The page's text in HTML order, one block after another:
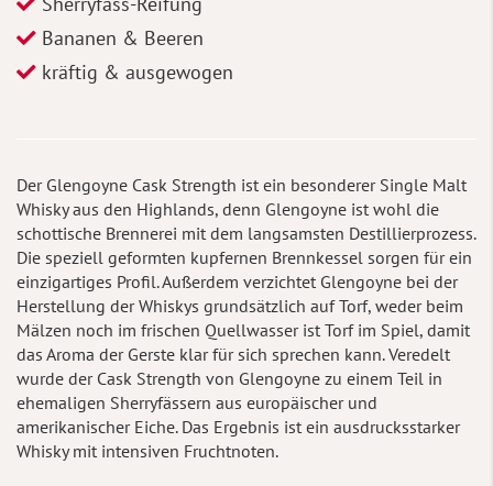
Bananen & Beeren
kräftig & ausgewogen
Der Glengoyne Cask Strength ist ein besonderer Single Malt
Whisky aus den Highlands, denn Glengoyne ist wohl die
schottische Brennerei mit dem langsamsten Destillierprozess.
Die speziell geformten kupfernen Brennkessel sorgen für ein
einzigartiges Profil. Außerdem verzichtet Glengoyne bei der
Herstellung der Whiskys grundsätzlich auf Torf, weder beim
Mälzen noch im frischen Quellwasser ist Torf im Spiel, damit
das Aroma der Gerste klar für sich sprechen kann. Veredelt
wurde der Cask Strength von Glengoyne zu einem Teil in
ehemaligen Sherryfässern aus europäischer und
amerikanischer Eiche. Das Ergebnis ist ein ausdrucksstarker
Whisky mit intensiven Fruchtnoten.